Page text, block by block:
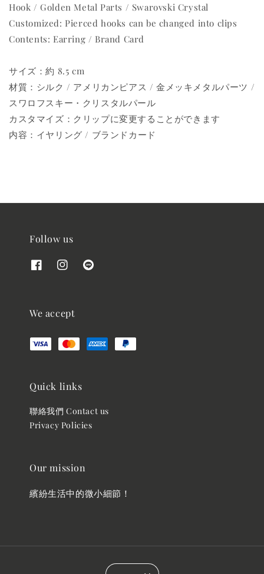
Hook / Golden Metal Parts / Swarovski Crystal
Customized: Pierced hooks can be changed into clips
Contents: Earring / Brand Card
サイズ：約 8.5 cm
材質：シルク / アメリカンピアス / 金メッキメタルパーツ /
スワロフスキー・クリスタルパール
カスタマイズ：クリップに変更することができます
内容：イヤリング / ブランドカード
Follow us
We accept
Quick links
聯絡我們 Contact us
Privacy Policies
Our mission
繽紛生活中的微小細節！